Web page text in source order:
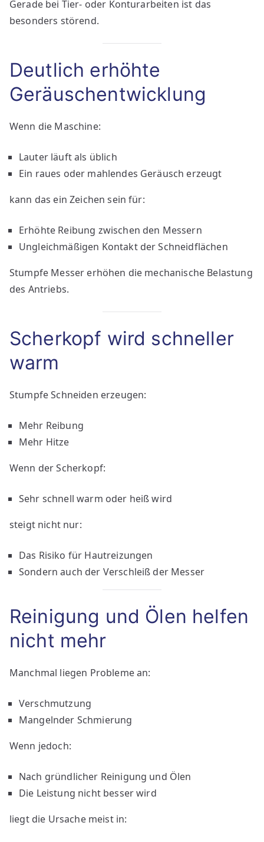
Gerade bei Tier- oder Konturarbeiten ist das
besonders störend.
Deutlich erhöhte
Geräuschentwicklung
Wenn die Maschine:
Lauter läuft als üblich
Ein raues oder mahlendes Geräusch erzeugt
kann das ein Zeichen sein für:
Erhöhte Reibung zwischen den Messern
Ungleichmäßigen Kontakt der Schneidflächen
Stumpfe Messer erhöhen die mechanische Belastung
des Antriebs.
Scherkopf wird schneller
warm
Stumpfe Schneiden erzeugen:
Mehr Reibung
Mehr Hitze
Wenn der Scherkopf:
Sehr schnell warm oder heiß wird
steigt nicht nur:
Das Risiko für Hautreizungen
Sondern auch der Verschleiß der Messer
Reinigung und Ölen helfen
nicht mehr
Manchmal liegen Probleme an:
Verschmutzung
Mangelnder Schmierung
Wenn jedoch:
Nach gründlicher Reinigung und Ölen
Die Leistung nicht besser wird
liegt die Ursache meist in: